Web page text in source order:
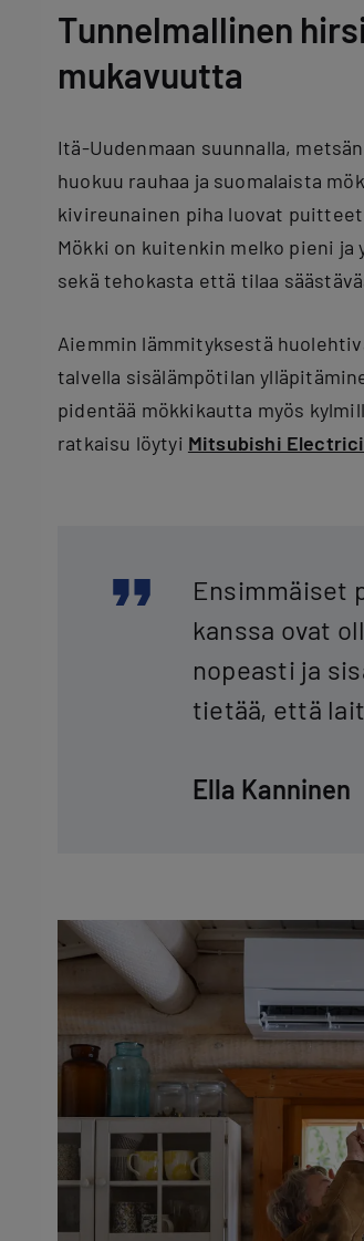
Tunnelmallinen
mukavuutta
Itä-Uudenmaan suunnalla,
huokuu rauhaa ja suomalaista
kivireunainen piha luovat
Mökki on kuitenkin melko pieni
sekä tehokasta että tilaa
Aiemmin lämmityksestä
talvella sisälämpötilan
pidentää mökkikautta myös
ratkaisu löytyi Mitsubishi
Ensimmäiset
kanssa ovat
nopeasti ja
tietää, että
Ella Kanninen